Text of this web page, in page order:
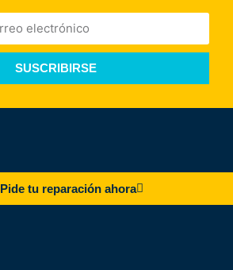
SUSCRIBIRSE
Pide tu reparación ahora